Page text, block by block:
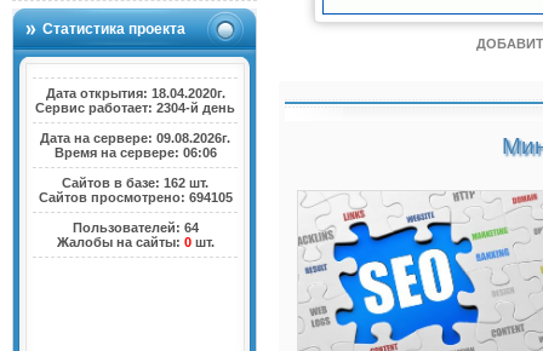
Статистика проекта
Дата открытия: 18.04.2020г.
Сервис работает: 2304-й день
Дата на сервере: 09.08.2026г.
Время на сервере: 06:06
Сайтов в базе: 162 шт.
Сайтов просмотрено: 694105
Пользователей: 64
Жалобы на сайты: 0шт.